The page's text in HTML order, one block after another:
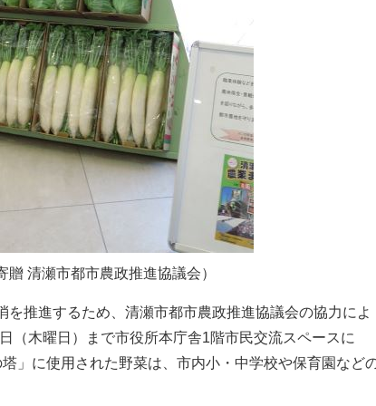
贈 清瀬市都市農政推進協議会）
推進するため、清瀬市都市農政推進協議会の協力によ
（木曜日）まで市役所本庁舎1階市民交流スペースに
」に使用された野菜は、市内小・中学校や保育園など